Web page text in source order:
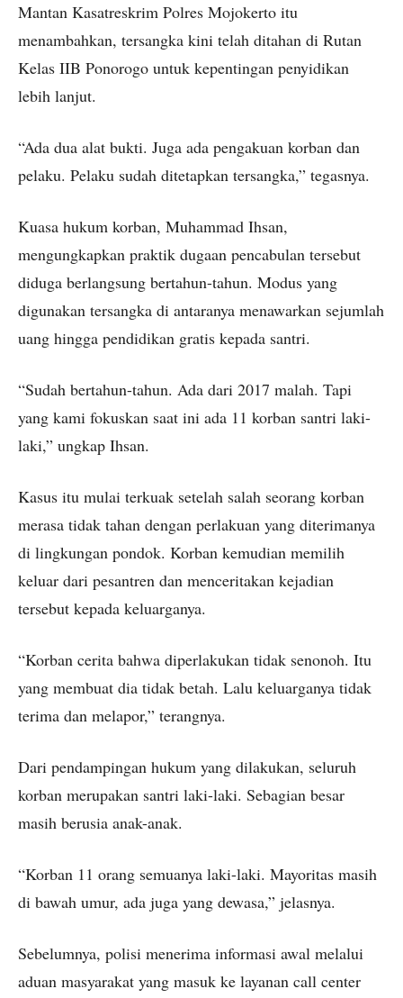
Mantan Kasatreskrim Polres Mojokerto itu
menambahkan, tersangka kini telah ditahan di Rutan
Kelas IIB Ponorogo untuk kepentingan penyidikan
lebih lanjut.
“Ada dua alat bukti. Juga ada pengakuan korban dan
pelaku. Pelaku sudah ditetapkan tersangka,” tegasnya.
Kuasa hukum korban, Muhammad Ihsan,
mengungkapkan praktik dugaan pencabulan tersebut
diduga berlangsung bertahun-tahun. Modus yang
digunakan tersangka di antaranya menawarkan sejumlah
uang hingga pendidikan gratis kepada santri.
“Sudah bertahun-tahun. Ada dari 2017 malah. Tapi
yang kami fokuskan saat ini ada 11 korban santri laki-
laki,” ungkap Ihsan.
Kasus itu mulai terkuak setelah salah seorang korban
merasa tidak tahan dengan perlakuan yang diterimanya
di lingkungan pondok. Korban kemudian memilih
keluar dari pesantren dan menceritakan kejadian
tersebut kepada keluarganya.
“Korban cerita bahwa diperlakukan tidak senonoh. Itu
yang membuat dia tidak betah. Lalu keluarganya tidak
terima dan melapor,” terangnya.
Dari pendampingan hukum yang dilakukan, seluruh
korban merupakan santri laki-laki. Sebagian besar
masih berusia anak-anak.
“Korban 11 orang semuanya laki-laki. Mayoritas masih
di bawah umur, ada juga yang dewasa,” jelasnya.
Sebelumnya, polisi menerima informasi awal melalui
aduan masyarakat yang masuk ke layanan call center